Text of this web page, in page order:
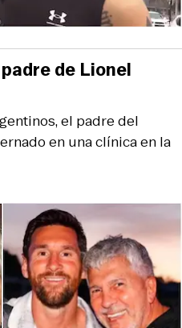
el padre del
en una clínica en la
de Lionel